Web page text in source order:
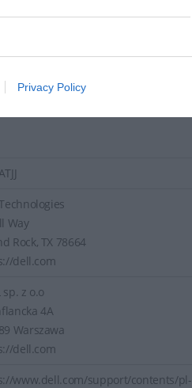
Privacy Policy
różnić się w zależności od
Way
Rock, TX 78664
dell.com
sp. z o.o
4A
Warszawa
dell.com
www.dell.com/support/contents/